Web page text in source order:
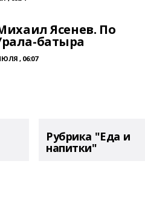
Ясенев. По
батыра
, 06:07
Рубрика "Еда и
напитки"